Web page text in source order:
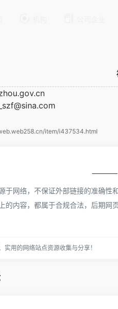
item/i437534.html
于网络，不保证外部链接的准确性
的内容，都属于合规合法，后期网
实用的网络站点资源收集与分享！